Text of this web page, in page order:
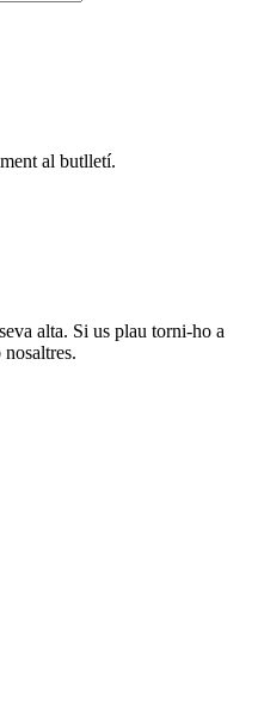
al butlletí.
alta. Si us plau torni-ho a